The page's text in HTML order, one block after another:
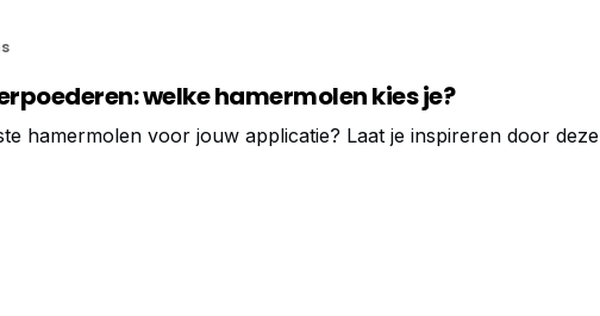
welke hamermolen kies je?
hamermolen voor jouw applicatie? Laat je inspireren door deze